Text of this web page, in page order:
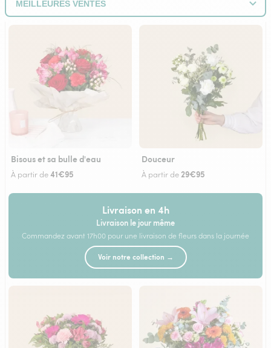
Bisous et sa bulle d'eau
À partir de41€95
Douceur
À partir de29€95
Livraison en 4h
Livraison le jour même
Commandez avant 17h00 pour une livraison de fleurs dans la journée
Voir notre collection →